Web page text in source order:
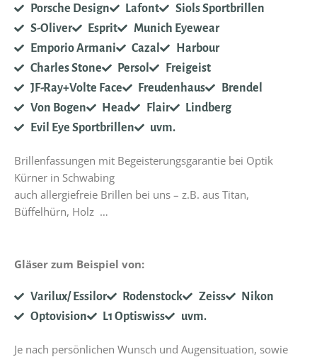
Porsche Design Lafont
Siols Sportbrillen
S-Oliver
Esprit
Munich Eyewear
Emporio Armani
Cazal
Harbour
Charles Stone
Persol
Freigeist
JF-Ray+Volte Face
Freudenhaus
Brendel
Von Bogen
Head Flair
Lindberg
Evil Eye Sportbrillen
uvm.
Brillenfassungen mit Begeisterungsgarantie bei Optik
Kürner in Schwabing
auch allergiefreie Brillen bei uns – z.B. aus Titan,
Büffelhürn, Holz …
Gläser zum Beispiel von:
Varilux/ Essilor Rodenstock Zeiss
Nikon
Optovision
L1 Optiswiss uvm.
Je nach persönlichen Wunsch und Augensituation, sowie